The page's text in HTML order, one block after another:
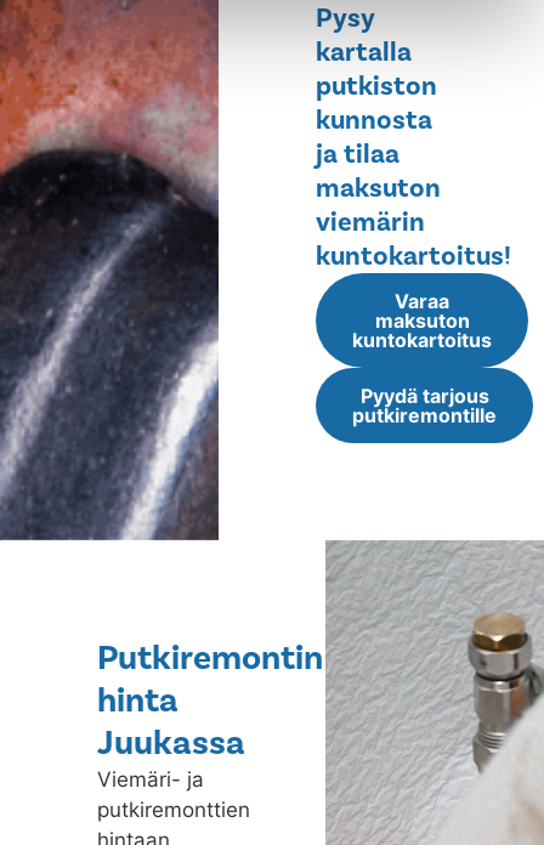
Pysy
kartalla
putkiston
kunnosta
ja tilaa
maksuton
viemärin
kuntokartoitus!
Varaa
maksuton
kuntokartoitus
Pyydä tarjous
putkiremontille
Putkiremontin
hinta
Juukassa
Viemäri- ja
putkiremonttien